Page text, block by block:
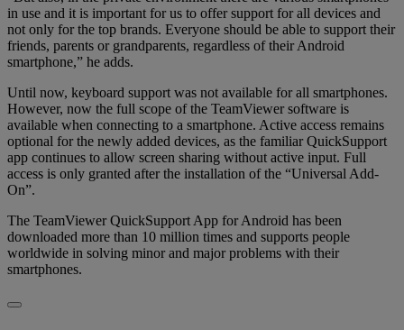
in use and it is important for us to offer support for all devices and
not only for the top brands. Everyone should be able to support their
friends, parents or grandparents, regardless of their Android
smartphone,” he adds.
Until now, keyboard support was not available for all smartphones.
However, now the full scope of the TeamViewer software is
available when connecting to a smartphone. Active access remains
optional for the newly added devices, as the familiar QuickSupport
app continues to allow screen sharing without active input. Full
access is only granted after the installation of the “Universal Add-
On”.
The TeamViewer QuickSupport App for Android has been
downloaded more than 10 million times and supports people
worldwide in solving minor and major problems with their
smartphones.